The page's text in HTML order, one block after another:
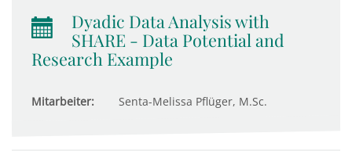
Dyadic Data Analysis with
SHARE - Data Potential and
Research Example
Mitarbeiter: Senta-Melissa Pflüger, M.Sc.